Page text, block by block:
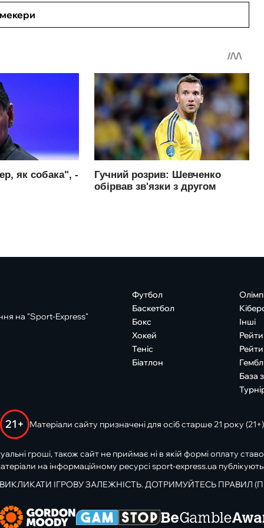
на "Sport-Express"
Футбол
Баскетбол
Бокс
Хокей
Теніс
Біатлон
Інші
База
21+ Матеріали сайту призначені для осіб старше 21 року (21+)
гроші, також сайт не приймає ні в якій формі оплату
на інформаційному ресурсі sport-express.ua
ІГРОВУ ЗАЛЕЖНІСТЬ. ДОТРИМУЙТЕСЬ ПРАВИЛ